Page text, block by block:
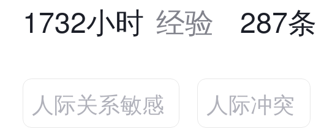
1732小时 经验 287条
人际关系敏感 人际冲突